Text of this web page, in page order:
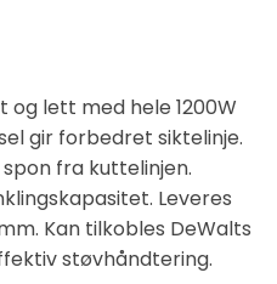
og lett med hele 1200W
gir forbedret siktelinje.
fra kuttelinjen.
Leveres
Kan tilkobles DeWalts
støvhåndtering.